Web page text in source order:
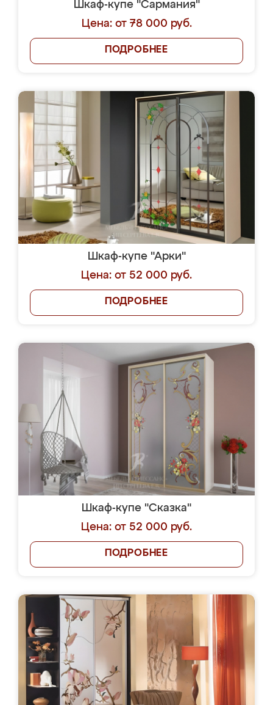
Шкаф-купе "Сармания"
Цена: от 78 000 руб.
ПОДРОБНЕЕ
Шкаф-купе "Арки"
Цена: от 52 000 руб.
ПОДРОБНЕЕ
Шкаф-купе "Сказка"
Цена: от 52 000 руб.
ПОДРОБНЕЕ